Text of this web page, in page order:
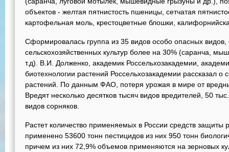
объектов - желтая пятнистость пшеницы, сетчатая
картофельная моль, крестоцветные блошки,
Сформировалась группа из 35 видов особо опасных видов,
сельскохозяйственных культур более на 30% (саранча,
т.д). В.И. Долженко, академик Россельхозакадемии,
биотехнологии растений Россельхозакадемии рассказал
растений. По данным ФАО, потеря урожая в мире от
Вредят несколько десятков тысяч видов вредителей, 50
видов сорняков.
Растет количество применяемых в России средств защиты
применено 53600 тонн пестицидов из них 950 тонн
причем из них 72,9% объемов применяются на зерновых